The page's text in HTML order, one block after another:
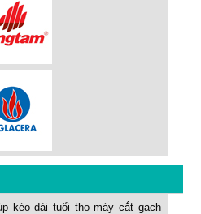
kéo dài tuổi thọ máy cắt gạch